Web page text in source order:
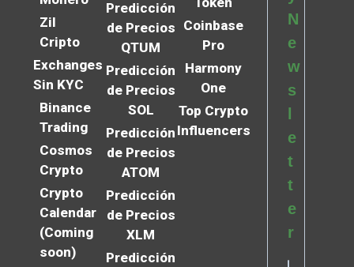
Zil
Cripto
Exchanges
Sin KYC
Binance
Trading
Cosmos
Crypto
Crypto
Calendar
(Coming
soon)
Predicción
de Precios
QTUM
Predicción
de Precios
SOL
Predicción
de Precios
ATOM
Predicción
de Precios
XLM
Predicción
Coinbase
Pro
Harmony
One
Top Crypto
Influencers
N
e
w
s
e
t
t
e
r